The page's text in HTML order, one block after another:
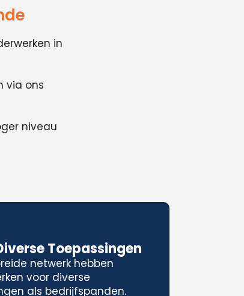
in
via ons
niveau
Toepassingen
netwerk hebben
voor diverse
als bedrijfspanden.